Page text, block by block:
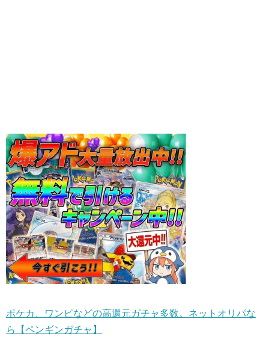
ポケカ、ワンピなどの高還元ガチャ多数。ネットオリパな
ら【ペンギンガチャ】